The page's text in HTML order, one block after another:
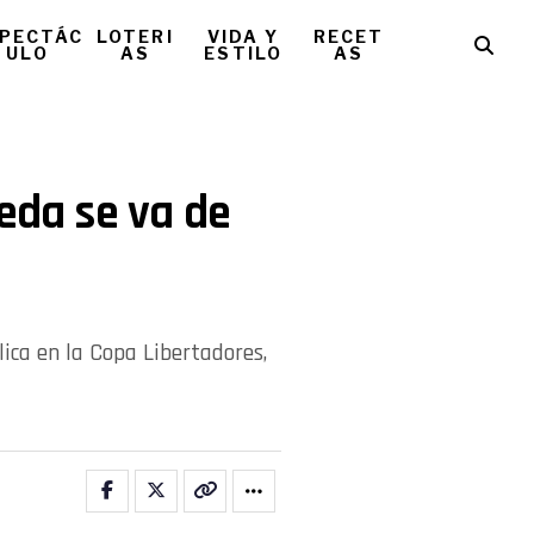
ULO
LOTERI
AS
VIDA Y
ESTILO
RECET
AS
se va de
en la Copa Libertadores,